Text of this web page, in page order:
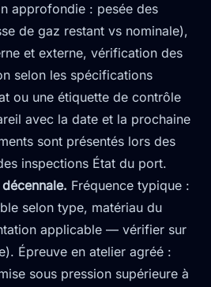
approfondie : pesée des
de gaz restant vs nominale),
et externe, vérification des
selon les spécifications
ou une étiquette de contrôle
avec la date et la prochaine
sont présentés lors des
inspections État du port.
Fréquence typique :
selon type, matériau du
applicable — vérifier sur
Épreuve en atelier agréé :
sous pression supérieure à